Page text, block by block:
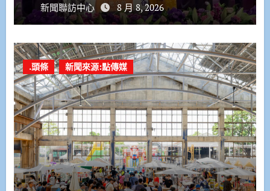
新聞聯訪中心 8 月 8, 2026
.頭條 新聞來源:點傳媒